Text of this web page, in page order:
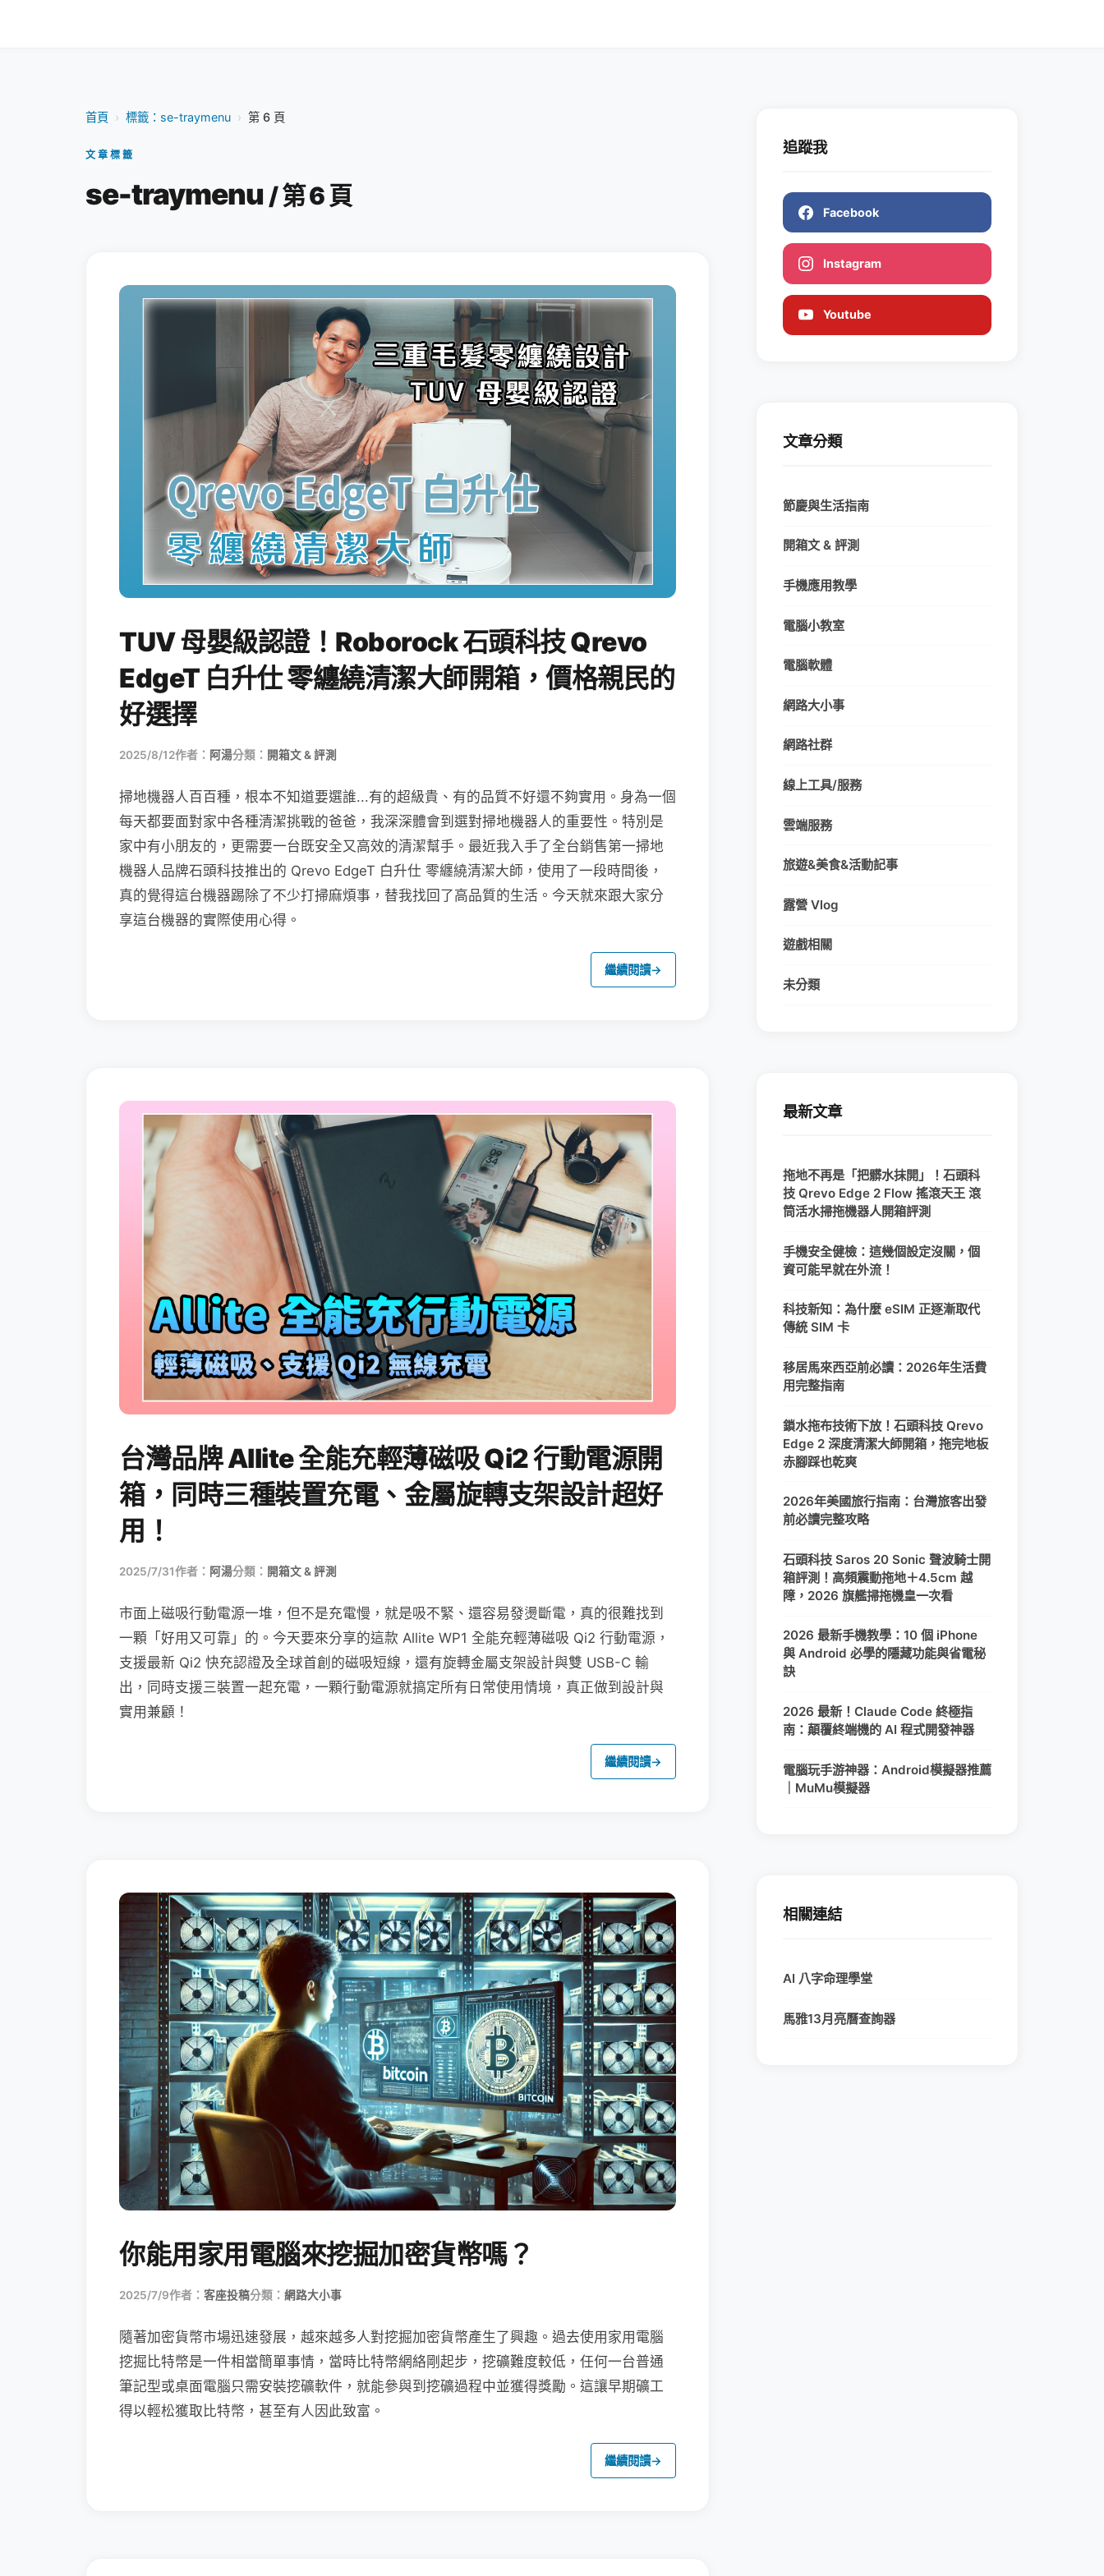
首頁 › 標籤：se-traymenu › 第 6 頁
文章標籤
se-traymenu / 第 6 頁
TUV 母嬰級認證！Roborock 石頭科技 Qrevo
EdgeT 白升仕 零纏繞清潔大師開箱，價格親民的
好選擇
2025/8/12作者： 阿湯分類： 開箱文 & 評測
掃地機器人百百種，根本不知道要選誰...有的超級貴、有的品質不好還不夠實用。身為一個
每天都要面對家中各種清潔挑戰的爸爸，我深深體會到選對掃地機器人的重要性。特別是
家中有小朋友的，更需要一台既安全又高效的清潔幫手。最近我入手了全台銷售第一掃地
機器人品牌石頭科技推出的 Qrevo EdgeT 白升仕 零纏繞清潔大師，使用了一段時間後，
真的覺得這台機器踢除了不少打掃麻煩事，替我找回了高品質的生活。今天就來跟大家分
享這台機器的實際使用心得。
繼續閱讀→
台灣品牌 Allite 全能充輕薄磁吸 Qi2 行動電源開
箱，同時三種裝置充電、金屬旋轉支架設計超好
用！
2025/7/31作者： 阿湯分類： 開箱文 & 評測
市面上磁吸行動電源一堆，但不是充電慢，就是吸不緊、還容易發燙斷電，真的很難找到
一顆「好用又可靠」的。今天要來分享的這款 Allite WP1 全能充輕薄磁吸 Qi2 行動電源，
支援最新 Qi2 快充認證及全球首創的磁吸短線，還有旋轉金屬支架設計與雙 USB-C 輸
出，同時支援三裝置一起充電，一顆行動電源就搞定所有日常使用情境，真正做到設計與
實用兼顧！
繼續閱讀→
你能用家用電腦來挖掘加密貨幣嗎？
2025/7/9作者： 客座投稿分類： 網路大小事
隨著加密貨幣市場迅速發展，越來越多人對挖掘加密貨幣產生了興趣。過去使用家用電腦
挖掘比特幣是一件相當簡單事情，當時比特幣網絡剛起步，挖礦難度較低，任何一台普通
筆記型或桌面電腦只需安裝挖礦軟件，就能參與到挖礦過程中並獲得獎勵。這讓早期礦工
得以輕松獲取比特幣，甚至有人因此致富。
繼續閱讀→
追蹤我
Facebook
Instagram
Youtube
文章分類
節慶與生活指南
開箱文 & 評測
手機應用教學
電腦小教室
電腦軟體
網路大小事
網路社群
線上工具/服務
雲端服務
旅遊&美食&活動記事
露營 Vlog
遊戲相關
未分類
最新文章
拖地不再是「把髒水抹開」！石頭科
技 Qrevo Edge 2 Flow 搖滾天王 滾
筒活水掃拖機器人開箱評測
手機安全健檢：這幾個設定沒關，個
資可能早就在外流！
科技新知：為什麼 eSIM 正逐漸取代
傳統 SIM 卡
移居馬來西亞前必讀：2026年生活費
用完整指南
鎖水拖布技術下放！石頭科技 Qrevo
Edge 2 深度清潔大師開箱，拖完地板
赤腳踩也乾爽
2026年美國旅行指南：台灣旅客出發
前必讀完整攻略
石頭科技 Saros 20 Sonic 聲波騎士開
箱評測！高頻震動拖地＋4.5cm 越
障，2026 旗艦掃拖機皇一次看
2026 最新手機教學：10 個 iPhone
與 Android 必學的隱藏功能與省電秘
訣
2026 最新！Claude Code 終極指
南：顛覆終端機的 AI 程式開發神器
電腦玩手游神器：Android模擬器推薦
｜MuMu模擬器
相關連結
AI 八字命理學堂
馬雅13月亮曆查詢器